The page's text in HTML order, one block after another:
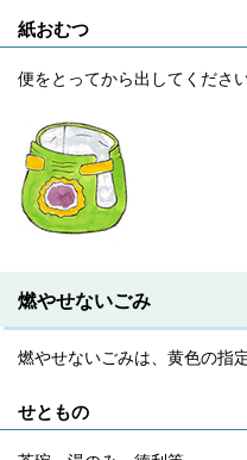
紙おむつ
便をとってから出してくださ
燃やせないごみ
燃やせないごみは、黄色の指
せともの